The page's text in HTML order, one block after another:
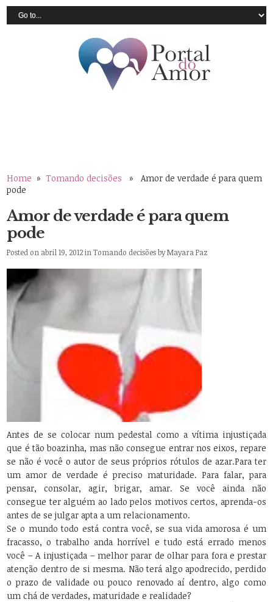
Home »Tomando decisões » Amor de verdade é para quem
pode
Amor de verdade é para quem
pode
Posted on abril 19, 2012 inTomando decisõesbyMayara Paz
Antes de se colocar num pedestal como a vítima injustiçada
que é tão boazinha, mas não consegue entrar nos eixos, repare
se não é você o autor de seus próprios rótulos de azar.Para ter
um amor de verdade é preciso maturidade. Para falar, para
pensar, consolar, agir, brigar, amar. Se você ainda não
consegue ter alguém ao lado pelos motivos certos, aprenda-os
antes de se julgar apta a um relacionamento.
Se o mundo todo está contra você, se sua vida amorosa é um
fracasso, o trabalho anda horrível e tudo está errado menos
você – A injustiçada – melhor parar de olhar para fora e prestar
atenção dentro de si mesma. Não terá algo apodrecido, perdido
o prazo de validade ou pouco renovado aí dentro, algo como
um chá de verdades, maturidade e realidade?